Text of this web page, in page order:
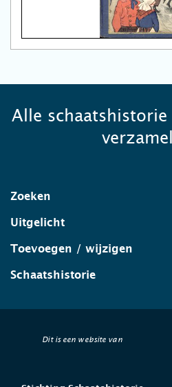
Alle
Zoeken
Uitgelicht
Toevoegen / wijzigen
Schaatshistorie
Dit is een website van